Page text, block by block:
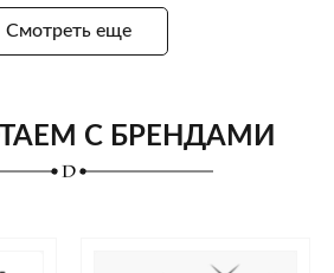
Смотреть еще
С БРЕНДАМИ